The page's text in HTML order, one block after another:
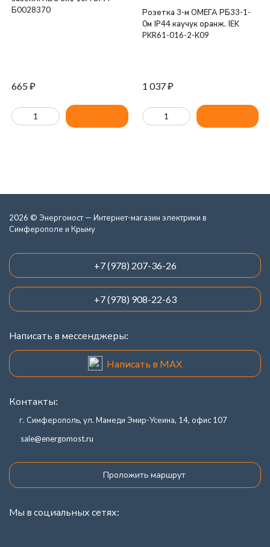
Б0028370
665₽
Розетка 3-м ОМЕГА РБ33-1-
0м IP44 каучук оранж. IEK
PKR61-016-2-K09
1 037₽
2026 © Энергомост — Интернет-магазин электрики в
Симферополе и Крыму
+7 (978) 207-36-26
+7 (978) 908-22-63
Написать в мессенджеры:
Написать в MAX
Контакты:
г. Симферополь, ул. Мамеди Эмир-Усеина, 14, офис 107
sale@energomost.ru
Проложить маршрут
Мы в социальных сетях: